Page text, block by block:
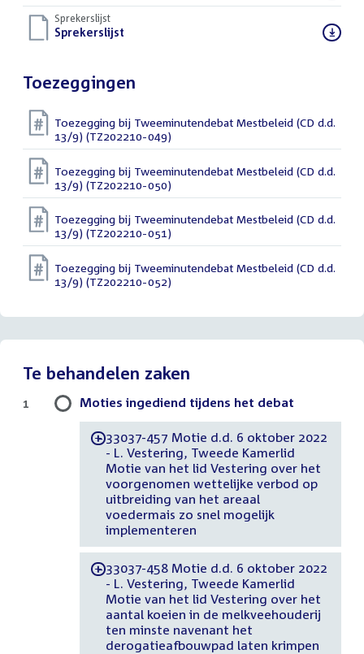
bestand:
Sprekerslijst
Download
Sprekerslijst
Toezeggingen
Toezegging bij Tweeminutendebat Mestbeleid (CD d.d.
13/9) (TZ202210-049)
Toezegging bij Tweeminutendebat Mestbeleid (CD d.d.
13/9) (TZ202210-050)
Toezegging bij Tweeminutendebat Mestbeleid (CD d.d.
13/9) (TZ202210-051)
Toezegging bij Tweeminutendebat Mestbeleid (CD d.d.
13/9) (TZ202210-052)
Te behandelen zaken
Moties ingediend tijdens het debat
-33037-457 Motie d.d. 6 oktober 2022
- L. Vestering, Tweede Kamerlid
Motie van het lid Vestering over het
voorgenomen wettelijke verbod op
uitbreiding van het areaal
voedermais zo snel mogelijk
implementeren
-33037-458 Motie d.d. 6 oktober 2022
- L. Vestering, Tweede Kamerlid
Motie van het lid Vestering over het
aantal koeien in de melkveehouderij
ten minste navenant het
derogatieafbouwpad laten krimpen
1